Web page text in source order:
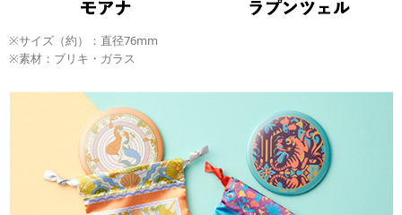
※サイズ（約）：直径76mm
※素材：ブリキ・ガラス